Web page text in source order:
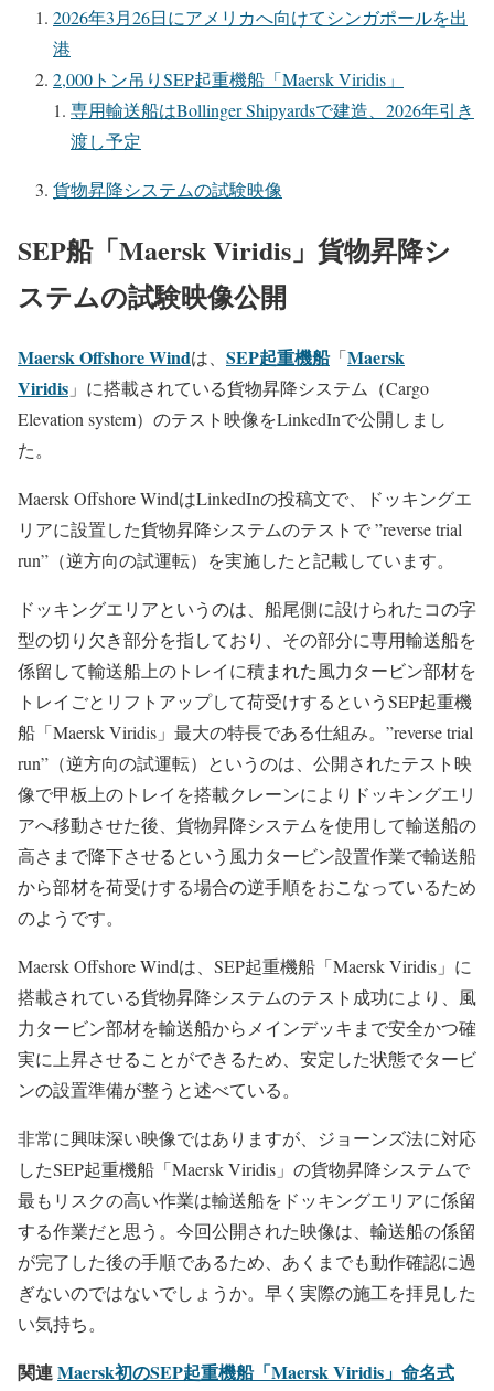
2026年3月26日にアメリカへ向けてシンガポールを出
港
2,000トン吊りSEP起重機船「Maersk Viridis」
専用輸送船はBollinger Shipyardsで建造、2026年引き
渡し予定
貨物昇降システムの試験映像
SEP船「Maersk Viridis」貨物昇降シ
ステムの試験映像公開
Maersk Offshore Windは、 SEP起重機船「Maersk
Viridis 」に搭載されている貨物昇降システム（Cargo
Elevation system）のテスト映像をLinkedInで公開しまし
た。
Maersk Offshore WindはLinkedInの投稿文で、ドッキングエ
リアに設置した貨物昇降システムのテストで ”reverse trial
run”（逆方向の試運転）を実施したと記載しています。
ドッキングエリアというのは、船尾側に設けられたコの字
型の切り欠き部分を指しており、その部分に専用輸送船を
係留して輸送船上のトレイに積まれた風力タービン部材を
トレイごとリフトアップして荷受けするというSEP起重機
船「Maersk Viridis」最大の特長である仕組み。”reverse trial
run”（逆方向の試運転）というのは、公開されたテスト映
像で甲板上のトレイを搭載クレーンによりドッキングエリ
アへ移動させた後、貨物昇降システムを使用して輸送船の
高さまで降下させるという風力タービン設置作業で輸送船
から部材を荷受けする場合の逆手順をおこなっているため
のようです。
Maersk Offshore Windは、SEP起重機船「Maersk Viridis」に
搭載されている貨物昇降システムのテスト成功により、風
力タービン部材を輸送船からメインデッキまで安全かつ確
実に上昇させることができるため、安定した状態でタービ
ンの設置準備が整うと述べている。
非常に興味深い映像ではありますが、ジョーンズ法に対応
したSEP起重機船「Maersk Viridis」の貨物昇降システムで
最もリスクの高い作業は輸送船をドッキングエリアに係留
する作業だと思う。今回公開された映像は、輸送船の係留
が完了した後の手順であるため、あくまでも動作確認に過
ぎないのではないでしょうか。早く実際の施工を拝見した
い気持ち。
関連Maersk初のSEP起重機船「Maersk Viridis」命名式